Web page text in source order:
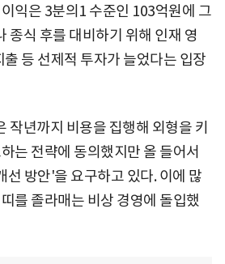
익은 3분의1 수준인 103억원에 그
종식 후를 대비하기 위해 인재 영
등 선제적 투자가 늘었다는 입장
작년까지 비용을 집행해 외형을 키
는 전략에 동의했지만 올 들어서
선 방안'을 요구하고 있다. 이에 많
를 졸라매는 비상 경영에 돌입했